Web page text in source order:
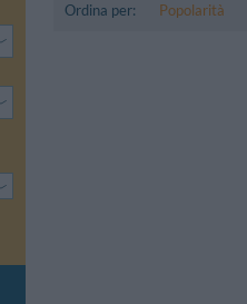
Ordina per: Popolarità